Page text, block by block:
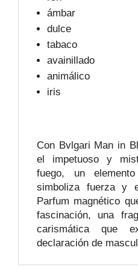
ámbar
dulce
tabaco
avainillado
animálico
iris
Con Bvlgari Man in
el impetuoso y
fuego, un
simboliza fuerza y
Parfum magnético
fascinación, una
carismática que
declaración de